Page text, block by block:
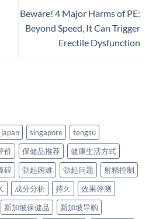
Beware! 4 Major Harms of PE:
Beyond Speed, It Can Trigger
Erectile Dysfunction
japan singapore
tengsu
价 保健品推荐
健康生活方式
碍 勃起困难 勃起问题
射精控制
成分分析 持久
效果评测
新加坡保健品
新加坡导购